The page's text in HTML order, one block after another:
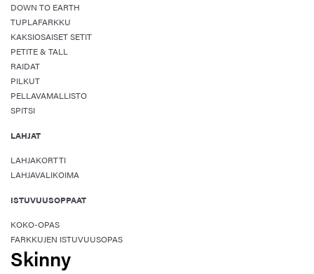
DOWN TO EARTH
TUPLAFARKKU
KAKSIOSAISET SETIT
PETITE & TALL
RAIDAT
PILKUT
PELLAVAMALLISTO
SPITSI
LAHJAT
LAHJAKORTTI
LAHJAVALIKOIMA
ISTUVUUSOPPAAT
KOKO-OPAS
FARKKUJEN ISTUVUUSOPAS
Skinny